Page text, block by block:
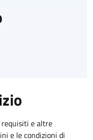
requisiti e altre
e le condizioni di